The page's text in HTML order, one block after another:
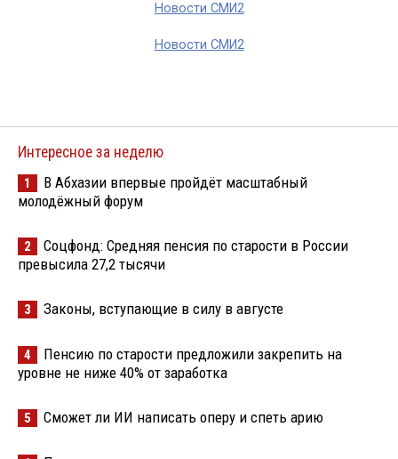
Новости СМИ2
Новости СМИ2
Интересное за неделю
1
В Абхазии впервые пройдёт масштабный
молодёжный форум
2
Соцфонд: Средняя пенсия по старости в России
превысила 27,2 тысячи
3 Законы, вступающие в силу в августе
4
Пенсию по старости предложили закрепить на
уровне не ниже 40% от заработка
5 Сможет ли ИИ написать оперу и спеть арию